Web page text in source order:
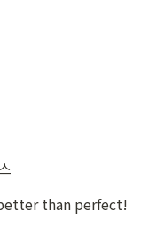
better than perfect!